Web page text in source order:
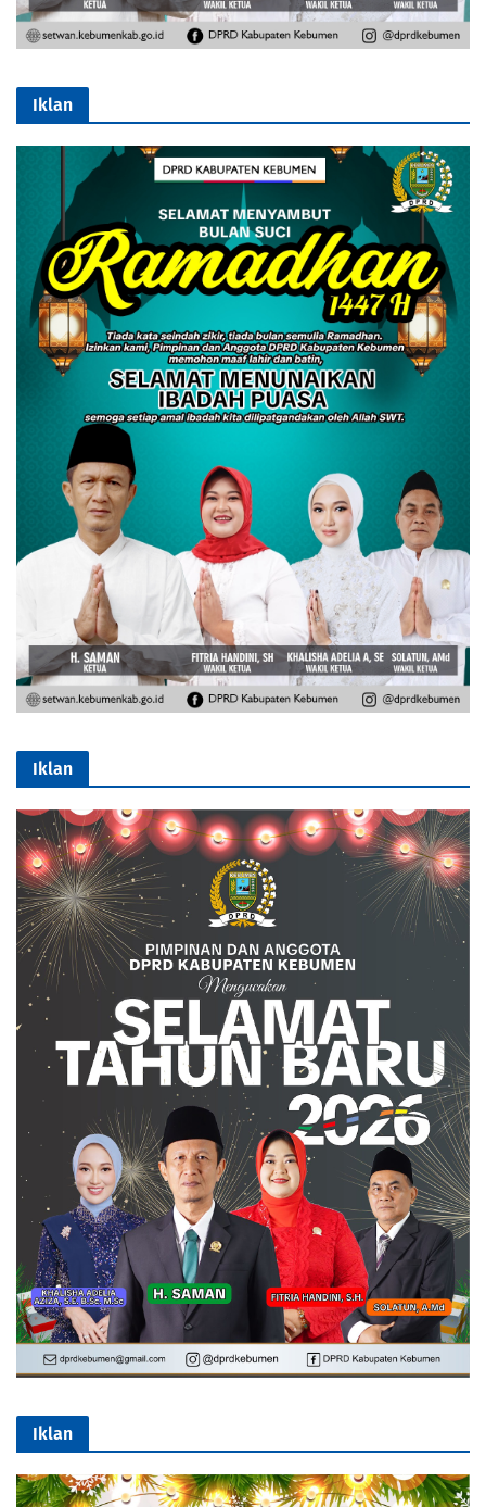
Iklan
Iklan
Iklan